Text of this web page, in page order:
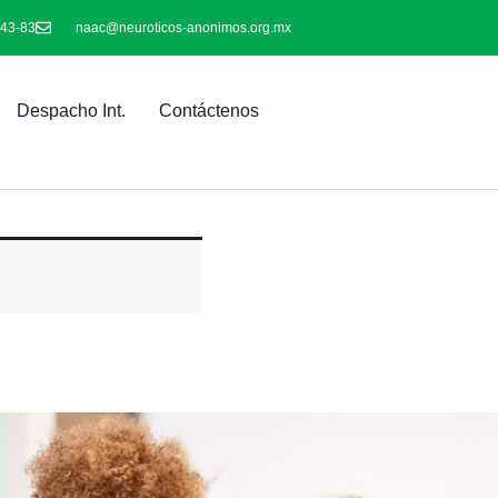
83 naac@neuroticos-anonimos.org.mx
Despacho Int. Contáctenos